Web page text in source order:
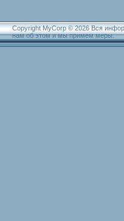
Copyright MyCorp © 2026 Вся
нам об этом и мы примем меры.